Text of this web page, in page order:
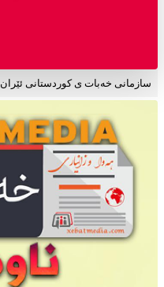
سازمانی خەبات ی کوردستانی ئێران